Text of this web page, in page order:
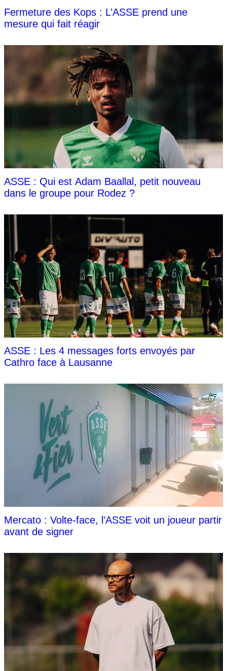
Fermeture des Kops : L’ASSE prend une
mesure qui fait réagir
ASSE : Qui est Adam Baallal, petit nouveau
dans le groupe pour Rodez ?
ASSE : Les 4 messages forts envoyés par
Cathro face à Lausanne
Mercato : Volte-face, l’ASSE voit un joueur partir
avant de signer